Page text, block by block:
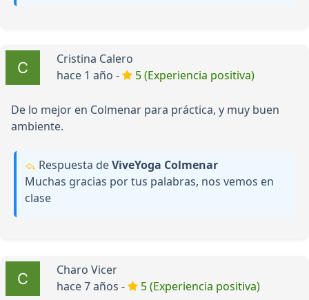
Cristina Calero
hace 1 año -
5 (Experiencia positiva)
De lo mejor en Colmenar para práctica, y muy buen
ambiente.
Respuesta deViveYoga Colmenar
Muchas gracias por tus palabras, nos vemos en
clase
Charo Vicer
hace 7 años -
5 (Experiencia positiva)